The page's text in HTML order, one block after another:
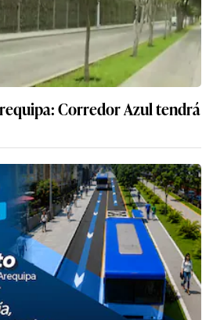
Corredor Azul tendrá